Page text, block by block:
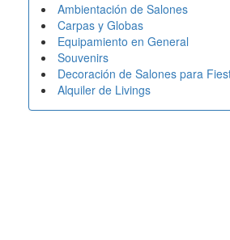
Ambientación de Salones
Carpas y Globas
Equipamiento en General
Souvenirs
Decoración de Salones para
Alquiler de Livings